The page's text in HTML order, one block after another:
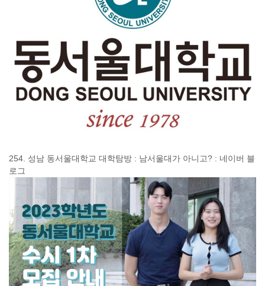
254. 성남 동서울대학교 대학탐방 : 남서울대가 아니고? : 네이버 블
로그